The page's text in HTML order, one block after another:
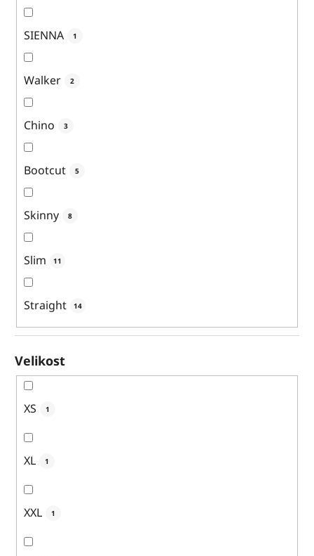
SIENNA 1
Walker 2
Chino 3
Bootcut 5
Skinny 8
Slim 11
Straight 14
Velikost
XS 1
XL 1
XXL 1